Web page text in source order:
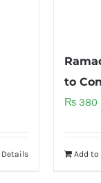
Details
to
₨380
Add to